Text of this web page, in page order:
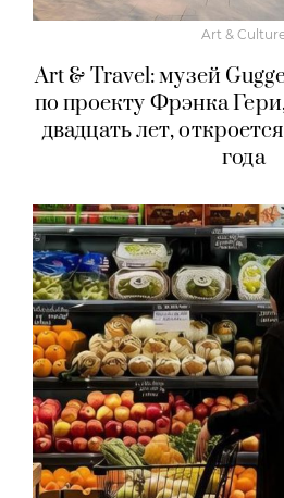
Art &
Art & Travel: музей
по проекту Фрэнка
двадцать лет,
года